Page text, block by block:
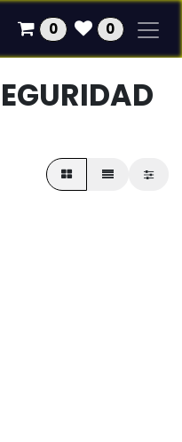
0 0